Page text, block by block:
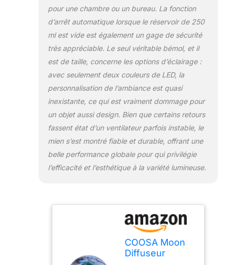
peuvent être
allumées comme
veilleuse à tout
moment.
Merveilleux cadeau
pour la famille et les
amis. Réglage de la
minuterie et arrêt
automatique : 4
de la minuterie :
automatique 1 h, 3
h, 6 h. Vous pouvez
régler l'heure selon
besoins. Le
d'aromathérapie
cessera
automatiquement
de fonctionner et
empêchera votre
appareil d'être
pour une chambre ou un bureau. La fonction
d’arrêt automatique lorsque le réservoir de 250
ml est vide est également un gage de sécurité
très appréciable. Le seul véritable bémol, et il
est de taille, concerne les options d’éclairage :
avec seulement deux couleurs de LED, la
personnalisation de l’ambiance est quasi
inexistante, ce qui est vraiment dommage pour
un objet aussi design. Bien que certains retours
fassent état d’un ventilateur parfois instable, le
mien s’est montré fiable et durable, offrant une
belle performance globale pour qui privilégie
l’efficacité et l’esthétique à la variété lumineuse.
COOSA Moon
Diffuseur